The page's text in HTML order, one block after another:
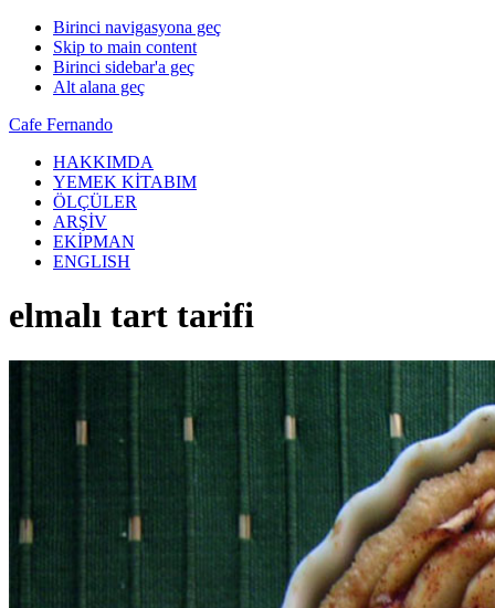
Birinci navigasyona geç
Skip to main content
Birinci sidebar'a geç
Alt alana geç
Cafe Fernando
HAKKIMDA
YEMEK KİTABIM
ÖLÇÜLER
ARŞİV
EKİPMAN
ENGLISH
elmalı tart tarifi